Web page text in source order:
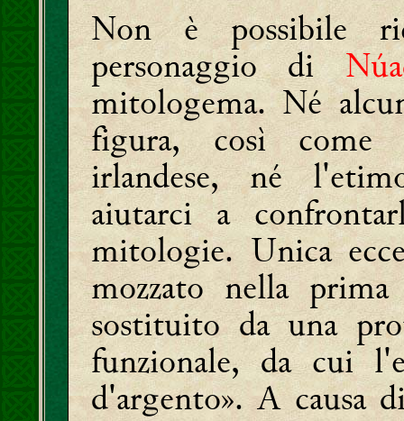
Non è possibile
personaggio di
mitologema. Né
figura, così come
irlandese, né
aiutarci a
mitologie. Unica
mozzato nella
sostituito da una
funzionale, da cui
d'argento». A causa